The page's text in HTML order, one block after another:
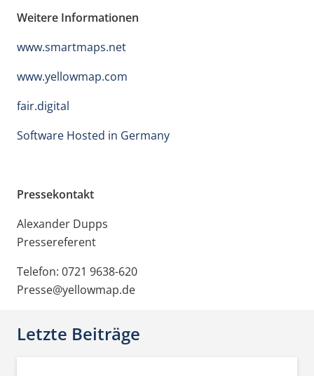
Weitere Informationen
www.smartmaps.net
www.yellowmap.com
fair.digital
Software Hosted in Germany
Pressekontakt
Alexander Dupps
Pressereferent
Telefon: 0721 9638-620
Presse@yellowmap.de
Letzte Beiträge